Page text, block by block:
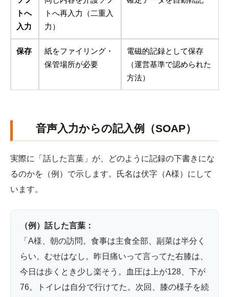
トへ
入力
トへ再入力（二重入
力）
保存
紙をファイリング・
保管場所が必要
電磁的記録として保存
（運営基準で認められた
方法）
音声入力からの記入例（SOAP）
実際に「話した言葉」が、どのように記録の下書きにな
るのかを（例）で示します。氏名は伏字（A様）にして
います。
（例）話した言葉：
「A様、朝の訪問。食事は主食全部、副菜は半分く
らい。むせはなし。昨日痛いって言ってた右膝は、
今日は歩くとき少し楽そう。血圧は上が128、下が
76。トイレは自分で行けてた。次回、膝の様子を続